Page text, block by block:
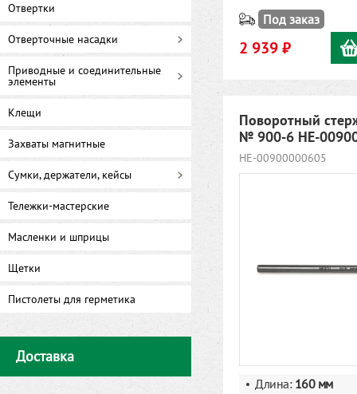
Отвертки
Отверточные насадки
Приводные и соединительные
элементы
Клещи
Захваты магнитные
Сумки, держатели, кейсы
Тележки-мастерские
Масленки и шприцы
Щетки
Пистолеты для герметика
Доставка
Под заказ
2 939 ₽
Поворотный
№ 900-6 HE-
HE-00900000605
Длина: 160 мм